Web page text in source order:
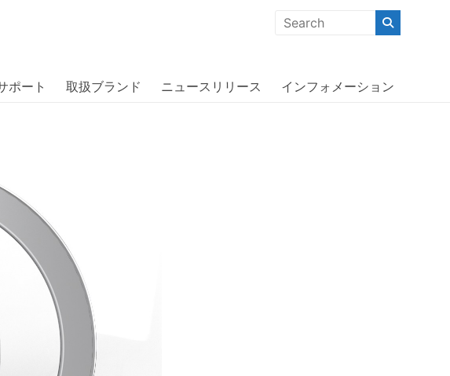
め「ユニークな商品」「機能的な商品」「コストパフォーマンスの高い商
ポート 取扱ブランド ニュースリリース インフォメーション